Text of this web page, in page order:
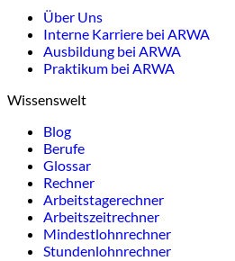
Über Uns
Interne Karriere bei ARWA
Ausbildung bei ARWA
Praktikum bei ARWA
Wissenswelt
Blog
Berufe
Glossar
Rechner
Arbeitstagerechner
Arbeitszeitrechner
Mindestlohnrechner
Stundenlohnrechner